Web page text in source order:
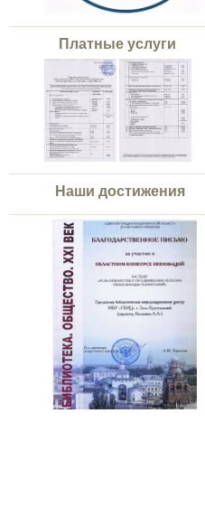
Платные услуги
Наши достижения